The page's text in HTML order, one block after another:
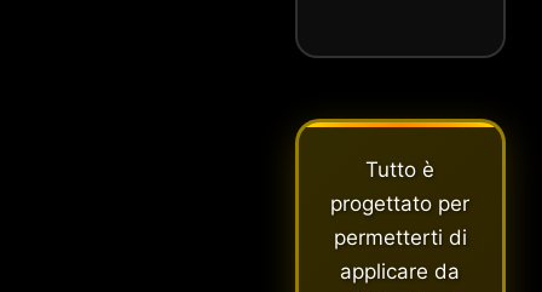
Tutto è
progettato per
permetterti di
applicare da